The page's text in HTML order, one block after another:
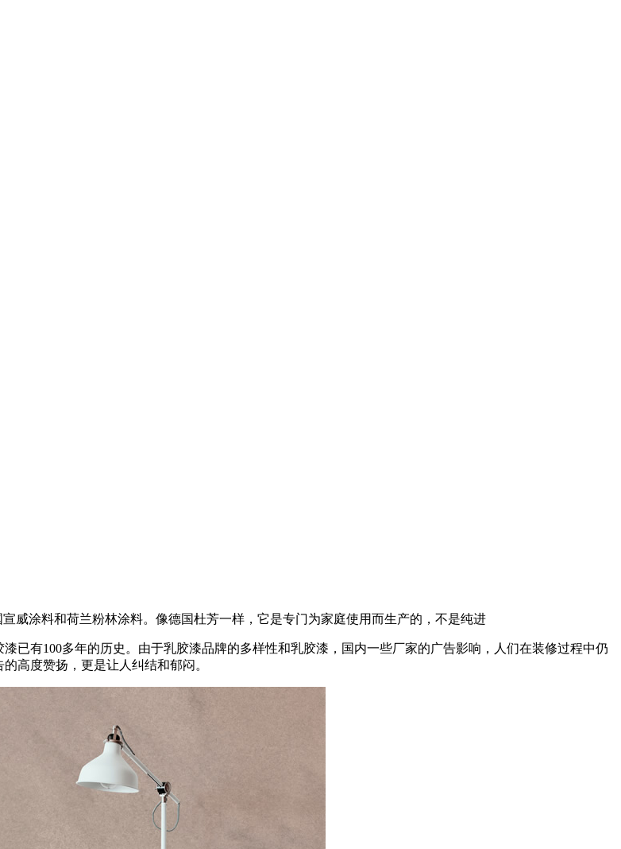
威涂料和荷兰粉林涂料。像德国杜芳一样，它是专门为家庭使用而生产的，不是纯进
有100多年的历史。由于乳胶漆品牌的多样性和乳胶漆，国内一些厂家的广告影响，人们在装修过程中仍
高度赞扬，更是让人纠结和郁闷。